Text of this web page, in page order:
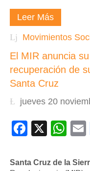
Leer Más
Movimientos
El MIR anuncia
recuperación de
Santa Cruz
jueves 20
X
Santa Cruz de la